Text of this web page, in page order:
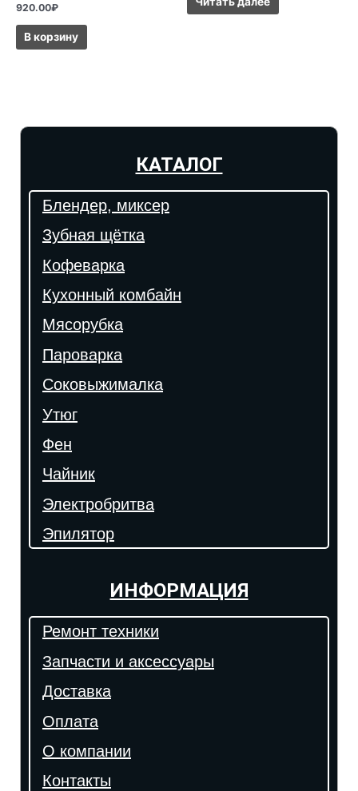
920.00₽
В корзину
КАТАЛОГ
Блендер, миксер
Зубная щётка
Кофеварка
Кухонный комбайн
Мясорубка
Пароварка
Соковыжималка
Утюг
Фен
Чайник
Электробритва
Эпилятор
ИНФОРМАЦИЯ
Ремонт техники
Запчасти и аксессуары
Доставка
Оплата
О компании
Контакты